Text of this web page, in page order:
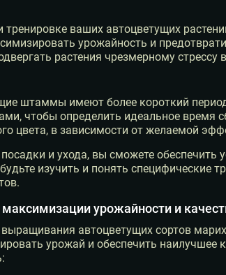
тренировке ваших автоцветущих
урожайность и
растения чрезмерному стрессу
штаммы имеют более короткий
чтобы определить идеальное время
цвета, в зависимости от желаемой
и ухода, вы сможете
изучить и понять специфические
урожайности и
автоцветущих сортов
урожай и обеспечить наилучшее